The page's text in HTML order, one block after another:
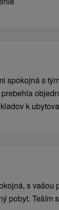
spokojná s
k
s vašou
pobyt. Teším